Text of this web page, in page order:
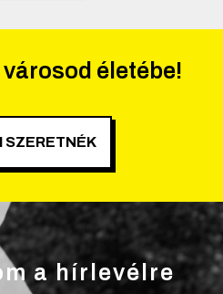
életébe!
SZERETNÉK
a hírlevélre